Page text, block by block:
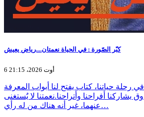
كبّر الصّورة : في الحياة نعمتان....رياض يعيش
6 أوت 2026، 21:15
رحلة حياتنا، كتاب يفتح لنا أبواب المعرفة
أفراحنا وأتراحنا.نعمتنا لا يٌستغنى
عنهما، غير أنه هناك من له رأي…